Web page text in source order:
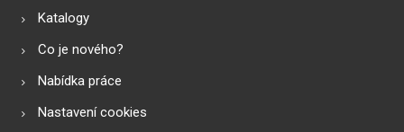
Katalogy
Co je nového?
Nabídka práce
Nastavení cookies